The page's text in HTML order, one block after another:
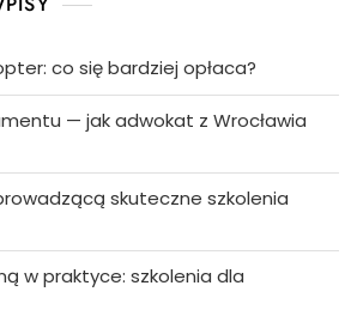
co się bardziej opłaca?
— jak adwokat z Wrocławia
skuteczne szkolenia
w praktyce: szkolenia dla